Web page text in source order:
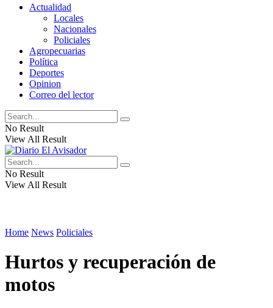
Actualidad
Locales
Nacionales
Policiales
Agropecuarias
Política
Deportes
Opinion
Correo del lector
No Result
View All Result
No Result
View All Result
Home News Policiales
Hurtos y recuperación de
motos